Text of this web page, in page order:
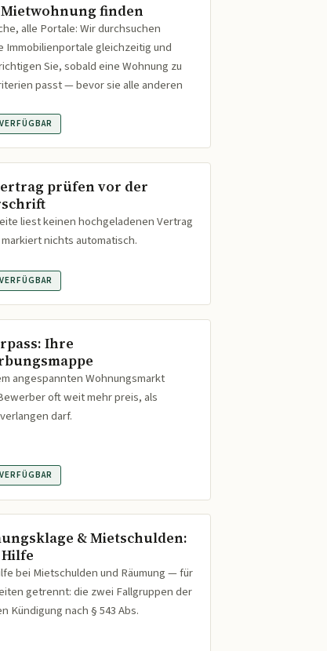
Mietwohnung finden
alle Portale: Wir durchsuchen
Immobilienportale gleichzeitig und
Sie, sobald eine Wohnung zu
passt — bevor sie alle anderen
prüfen vor der
liest keinen hochgeladenen Vertrag
markiert nichts automatisch.
Ihre
angespannten Wohnungsmarkt
oft weit mehr preis, als
darf.
& Mietschulden:
bei Mietschulden und Räumung — für
getrennt: die zwei Fallgruppen der
Kündigung nach § 543 Abs.